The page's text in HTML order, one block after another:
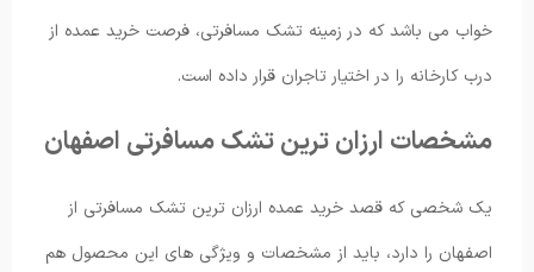
خواب می باشد که در زمینه تشک مسافرتی، فرصت خرید عمده از
درب کارخانه را در اختیار تاجران قرار داده است.
مشخصات ارزان ترین تشک مسافرتی اصفهان
یک شخصی که قصد خرید عمده ارزان ترین تشک مسافرتی از
اصفهان را دارد، باید از مشخصات و ویژگی های این محصول هم